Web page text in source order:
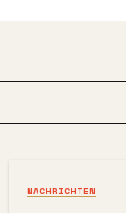
NACHRICHTEN